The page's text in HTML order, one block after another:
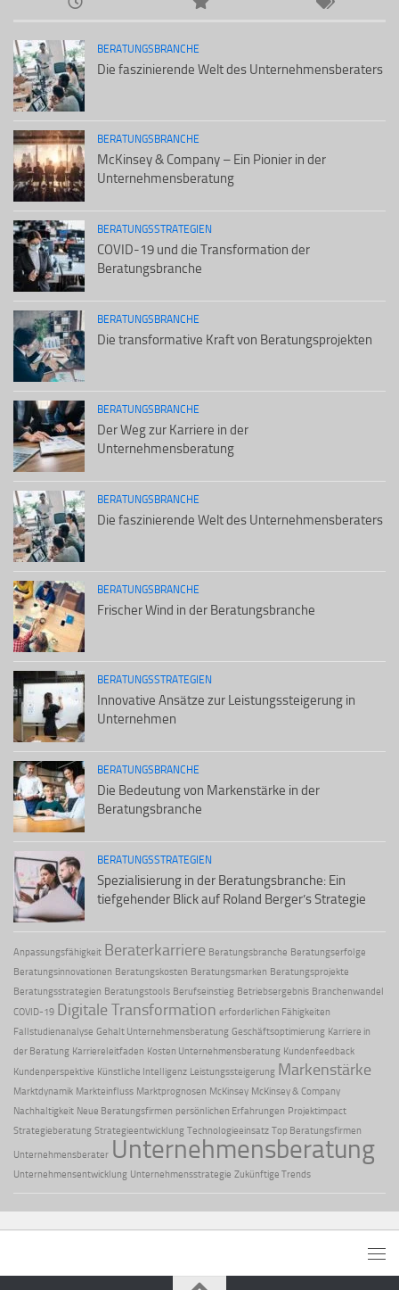
BERATUNGSBRANCHE
Die faszinierende Welt des Unternehmensberaters
BERATUNGSBRANCHE
McKinsey & Company – Ein Pionier in der
Unternehmensberatung
BERATUNGSSTRATEGIEN
COVID-19 und die Transformation der
Beratungsbranche
BERATUNGSBRANCHE
Die transformative Kraft von Beratungsprojekten
BERATUNGSBRANCHE
Der Weg zur Karriere in der
Unternehmensberatung
BERATUNGSBRANCHE
Die faszinierende Welt des Unternehmensberaters
BERATUNGSBRANCHE
Frischer Wind in der Beratungsbranche
BERATUNGSSTRATEGIEN
Innovative Ansätze zur Leistungssteigerung in
Unternehmen
BERATUNGSBRANCHE
Die Bedeutung von Markenstärke in der
Beratungsbranche
BERATUNGSSTRATEGIEN
Spezialisierung in der Beratungsbranche: Ein
tiefgehender Blick auf Roland Berger’s Strategie
Anpassungsfähigkeit Beraterkarriere Beratungsbranche Beratungserfolge
Beratungsinnovationen Beratungskosten Beratungsmarken Beratungsprojekte
Beratungsstrategien Beratungstools Berufseinstieg Betriebsergebnis Branchenwandel
COVID-19 Digitale Transformation erforderlichen Fähigkeiten
Fallstudienanalyse Gehalt Unternehmensberatung Geschäftsoptimierung Karriere in
der Beratung Karriereleitfaden Kosten Unternehmensberatung Kundenfeedback
Kundenperspektive Künstliche Intelligenz Leistungssteigerung Markenstärke
Marktdynamik Markteinfluss Marktprognosen McKinsey McKinsey & Company
Nachhaltigkeit Neue Beratungsfirmen persönlichen Erfahrungen Projektimpact
Strategieberatung Strategieentwicklung Technologieeinsatz Top Beratungsfirmen
Unternehmensberater Unternehmensberatung
Unternehmensentwicklung Unternehmensstrategie Zukünftige Trends